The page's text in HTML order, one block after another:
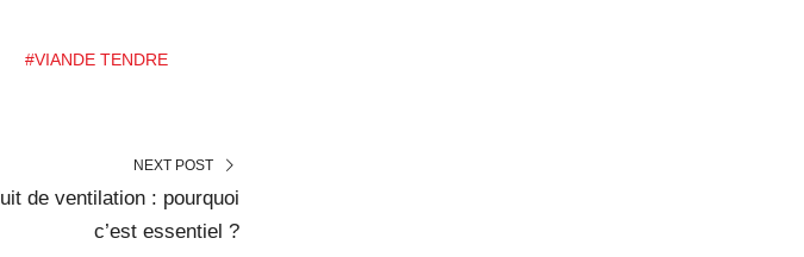
#VIANDE TENDRE
NEXT POST
de ventilation : pourquoi
c’est essentiel ?